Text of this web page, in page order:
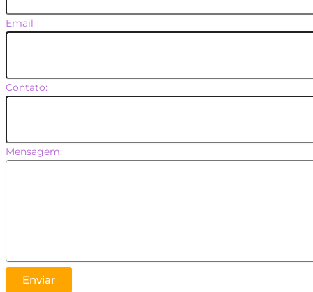
Email
Contato:
Mensagem:
Enviar